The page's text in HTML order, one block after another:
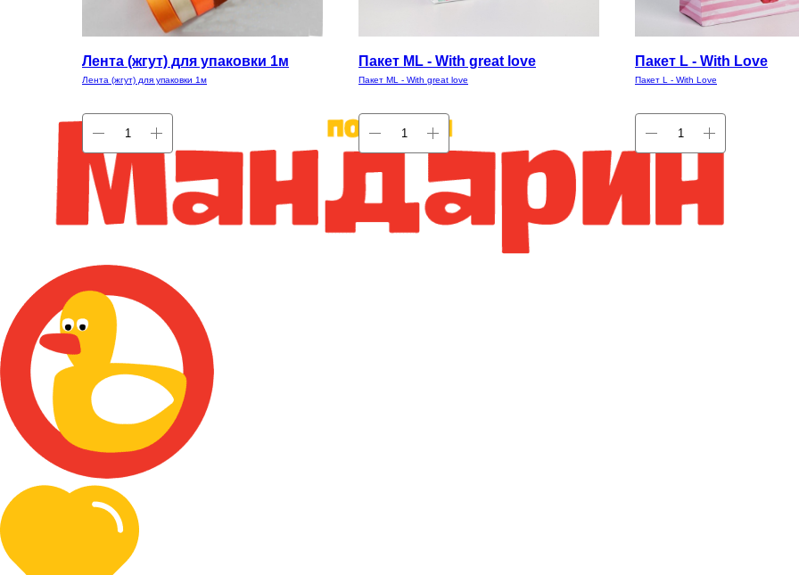
Лента (жгут) для упаковки 1м
Лента (жгут) для упаковки 1м
Пакет ML - With great love
Пакет ML - With great love
Пакет L - With Love
Пакет L - With Love